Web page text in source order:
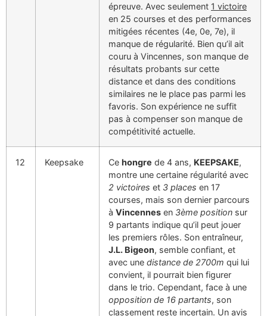
épreuve. Avec seulement 1 victoire
en 25 courses et des performances
mitigées récentes (4e, 0e, 7e), il
manque de régularité. Bien qu’il ait
couru à Vincennes, son manque de
résultats probants sur cette
distance et dans des conditions
similaires ne le place pas parmi les
favoris. Son expérience ne suffit
pas à compenser son manque de
compétitivité actuelle.
12 Keepsake Ce hongre de 4 ans, KEEPSAKE,
montre une certaine régularité avec
2 victoires et 3 places en 17
courses, mais son dernier parcours
à Vincennes en 3ème position sur
9 partants indique qu’il peut jouer
les premiers rôles. Son entraîneur,
J.L. Bigeon, semble confiant, et
avec une distance de 2700m qui lui
convient, il pourrait bien figurer
dans le trio. Cependant, face à une
opposition de 16 partants, son
classement reste incertain. Un avis